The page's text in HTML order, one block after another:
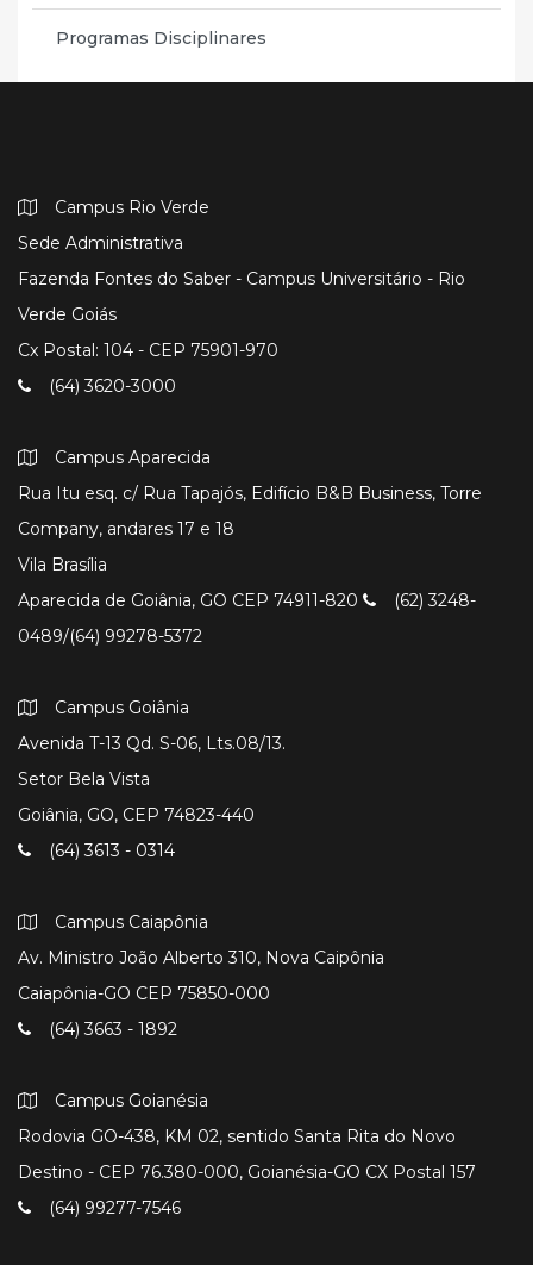
Programas Disciplinares
Campus Rio Verde
Sede Administrativa
Fazenda Fontes do Saber - Campus Universitário - Rio
Verde Goiás
Cx Postal: 104 - CEP 75901-970
(64) 3620-3000
Campus Aparecida
Rua Itu esq. c/ Rua Tapajós, Edifício B&B Business, Torre
Company, andares 17 e 18
Vila Brasília
Aparecida de Goiânia, GO CEP 74911-820
(62) 3248-
0489/(64) 99278-5372
Campus Goiânia
Avenida T-13 Qd. S-06, Lts.08/13.
Setor Bela Vista
Goiânia, GO, CEP 74823-440
(64) 3613 - 0314
Campus Caiapônia
Av. Ministro João Alberto 310, Nova Caipônia
Caiapônia-GO CEP 75850-000
(64) 3663 - 1892
Campus Goianésia
Rodovia GO-438, KM 02, sentido Santa Rita do Novo
Destino - CEP 76.380-000, Goianésia-GO CX Postal 157
(64) 99277-7546